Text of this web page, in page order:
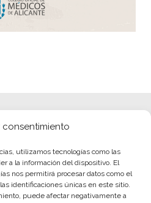
consentimiento
utilizamos tecnologías como las
a la información del dispositivo. El
nos permitirá procesar datos como el
identificaciones únicas en este sitio.
puede afectar negativamente a